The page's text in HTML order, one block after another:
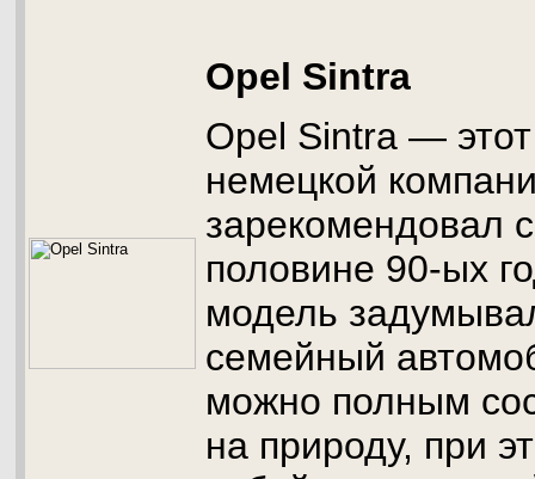
Opel Sintra
Opel Sintra —
немецкой
зарекомендовал
половине 90-ых
модель
семейный
можно полным
на природу, при